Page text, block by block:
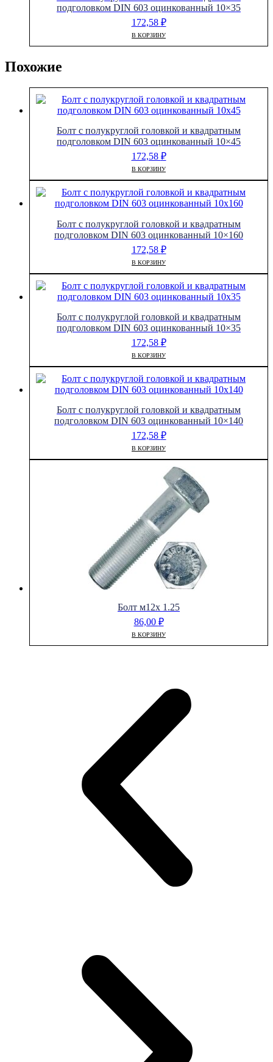
подголовком DIN 603 оцинкованный 10×35
172,58 ₽
В КОРЗИНУ
Похожие
Болт с полукруглой головкой и квадратным
подголовком DIN 603 оцинкованный 10×45
172,58 ₽
В КОРЗИНУ
Болт с полукруглой головкой и квадратным
подголовком DIN 603 оцинкованный 10×160
172,58 ₽
В КОРЗИНУ
Болт с полукруглой головкой и квадратным
подголовком DIN 603 оцинкованный 10×35
172,58 ₽
В КОРЗИНУ
Болт с полукруглой головкой и квадратным
подголовком DIN 603 оцинкованный 10×140
172,58 ₽
В КОРЗИНУ
Болт м12х 1.25
86,00 ₽
В КОРЗИНУ